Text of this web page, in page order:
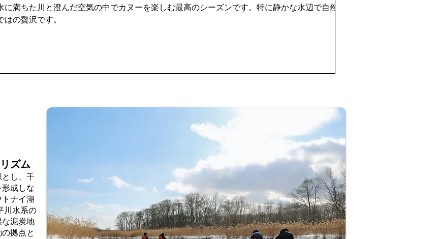
満ちた川と澄んだ空気の中でカヌーを楽しむ最高のシーズンです。特に静かな水辺で自然と向
の贅沢です。
ズム
し、千
成しな
ナイ湖
川水系の
な泥炭地
拠点と